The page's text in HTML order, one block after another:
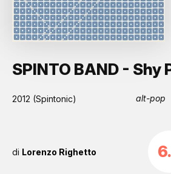
SPINTO BAND - Shy
2012 (Spintonic) alt-pop
di Lorenzo Righetto